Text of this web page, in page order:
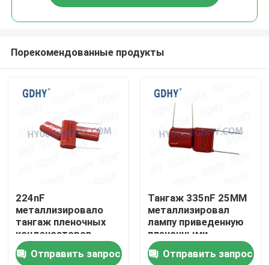
Дом
Продукты
Порекомендованные продукты
224nF
металлизировало
тангаж пленочных
конденсаторов
630VDC 15MM
Отправить запрос
Тангаж 335nF 25MM
металлизировал
лампу приведенную
пленочными
конденсаторами
250VDC
Отправить запрос